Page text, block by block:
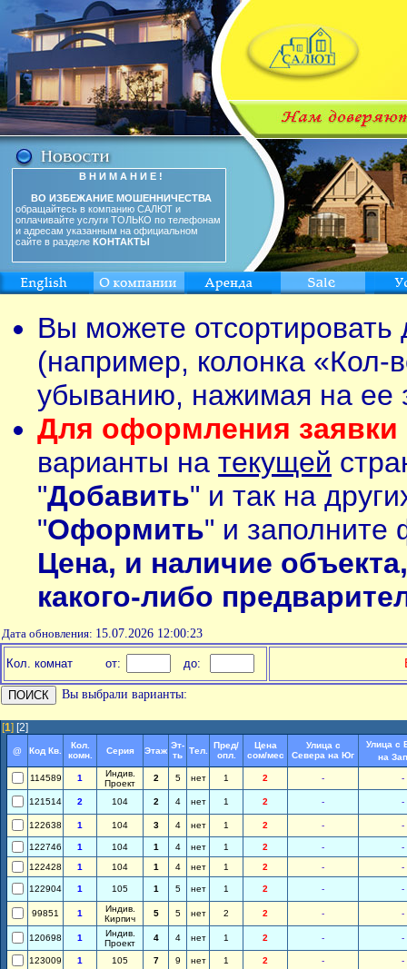
В Н И М А Н И Е !
ВО ИЗБЕЖАНИЕ МОШЕННИЧЕСТВА
обращайтесь в компанию САЛЮТ и
оплачивайте услуги ТОЛЬКО по телефонам
и адресам указанным на официальном
сайте в разделе КОНТАКТЫ
Вы можете
(например, колонка «Кол-
убыванию, нажимая на ее
Для оформления заявки
варианты на текущей
"Добавить" и так на
"Оформить" и заполните
Цена, и наличие
какого-либо
Дата обновления: 15.07.2026 12:00:23
Кол. комнат от: до:
Вы выбрали варианты:
[1] [2]
@ Код Кв.
Кол.
комн.
Серия Этаж
Эт-
ть
Тел.
Пред/
опл.
Цена
сом/мес
Улица с
Севера на Юг
Улица с
на
114589 1
Индив.
Проект
2 5 нет 1 2 - -
121514 2 104 2 4 нет 1 2 - -
122638 1 104 3 4 нет 1 2 - -
122746 1 104 1 4 нет 1 2 -
-
122428
1 104 1 4 нет 1 2 - -
122904 1 105 1 5 нет 1 2 - -
99851 1
Индив.
Кирпич
5 5 нет 2 2 - -
120698 1
Индив.
Проект
4 4 нет 1 2 - -
123009 1 105 7 9 нет 1 2 -
-